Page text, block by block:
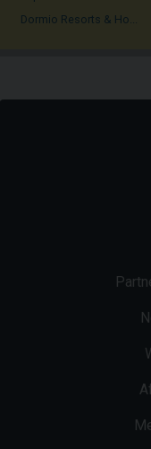
Dormio Resorts & Ho...